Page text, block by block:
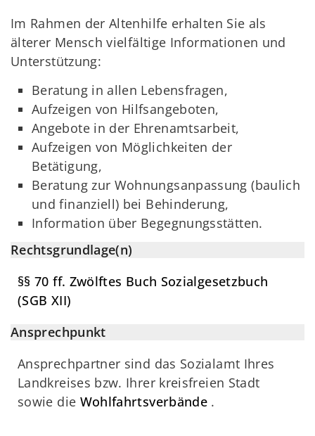
Im Rahmen der Altenhilfe erhalten Sie als
älterer Mensch vielfältige Informationen und
Unterstützung:
Beratung in allen Lebensfragen,
Aufzeigen von Hilfsangeboten,
Angebote in der Ehrenamtsarbeit,
Aufzeigen von Möglichkeiten der
Betätigung,
Beratung zur Wohnungsanpassung (baulich
und finanziell) bei Behinderung,
Information über Begegnungsstätten.
Rechtsgrundlage(n)
§§ 70 ff. Zwölftes Buch Sozialgesetzbuch
(SGB XII)
Ansprechpunkt
Ansprechpartner sind das Sozialamt Ihres
Landkreises bzw. Ihrer kreisfreien Stadt
sowie die Wohlfahrtsverbände .